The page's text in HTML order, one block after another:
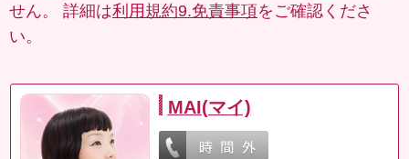
せん。 詳細は利用規約9.免責事項をご確認くださ
い。
MAI(マイ)